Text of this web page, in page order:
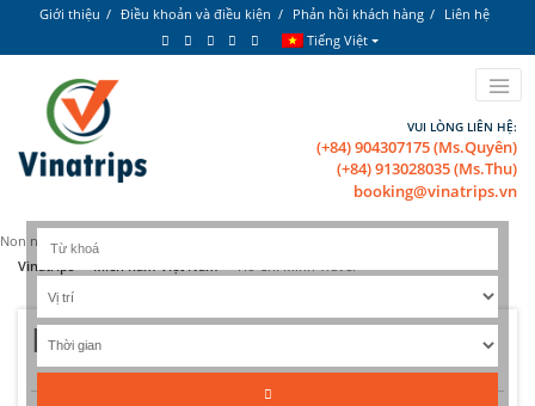
Giới thiệu Điều khoản và điều kiện Phản hồi khách hàng
Liên hệ
Tiếng Việt
VUI LÒNG LIÊN HỆ:
(+84) 904307175 (Ms.Quyên)
(+84) 913028035 (Ms.Thu)
booking@vinatrips.vn
Non nước Việt Nam tươi đẹp!
Vinatrips » Miền nam Việt Nam » Ho Chi Minh Travel
Ho Chi Minh Travel